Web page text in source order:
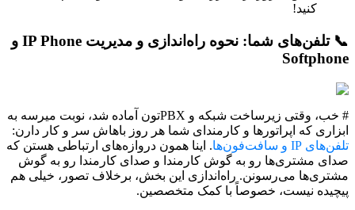
کنید!
📞 تلفن‌های شما: نحوه راه‌اندازی و مدیریت IP Phone و
Softphone
# خب، وقتی زیرساخت شبکه و PBXتون آماده شد، نوبت میرسه به
ابزاری که اپراتورها و کارمندای شما هر روز باهاش سر و کار دارن:
تلفن‌های IP و سافت‌فون‌ها
. اینا همون دروازه‌های ارتباطی هستن که
صدای مشتری‌ها رو به گوش کارمندا و صدای کارمندا رو به گوش
مشتری‌ها می‌رسونن. راه‌اندازی این بخش، برخلاف تصور، خیلی هم
پیچیده نیست، خصوصاً با کمک متخصصین.